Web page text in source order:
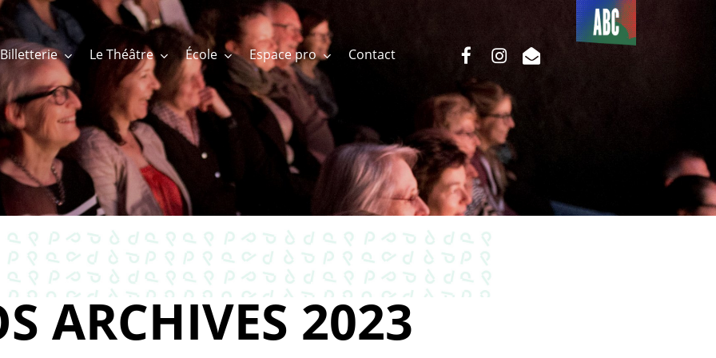
Billetterie Le Théâtre École Espace pro Contact
Du côté
de l’ABC
facebookinstagram
email
ARCHIVES 2023